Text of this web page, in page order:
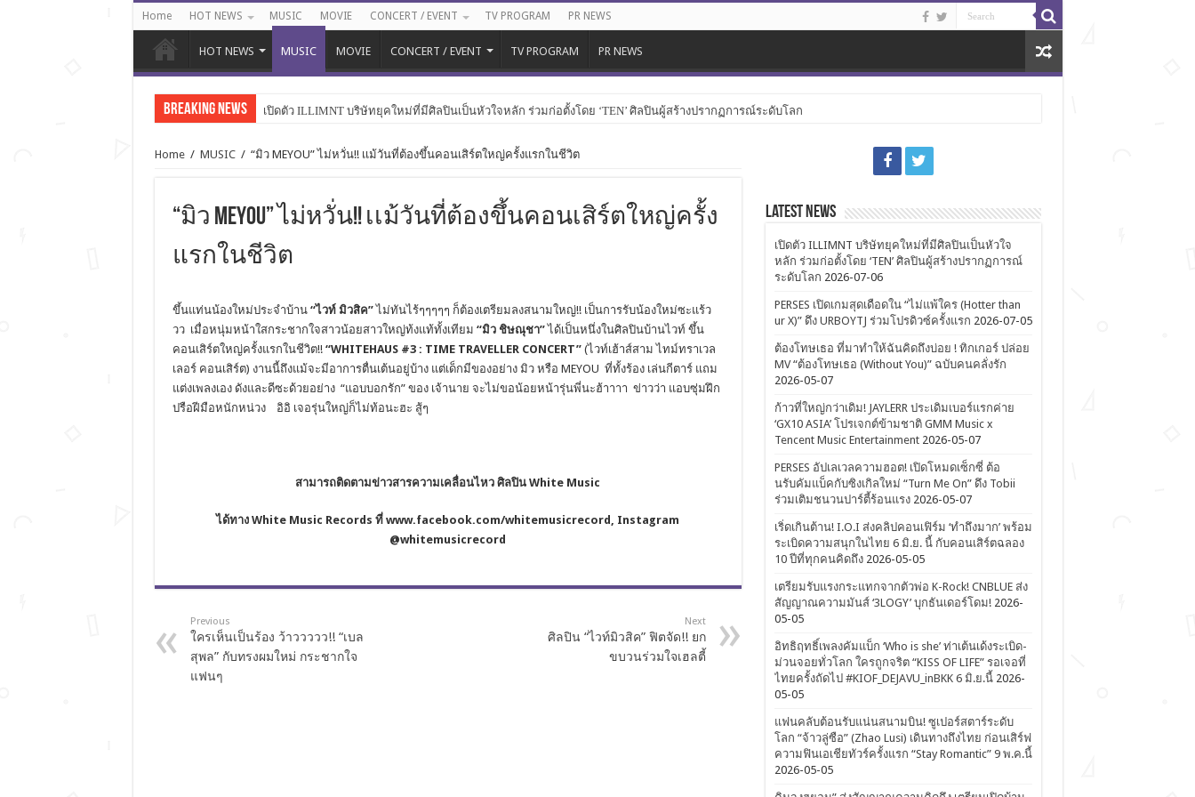
Home HOT NEWS MUSIC MOVIE CONCERT / EVENT TV PROGRAM PR NEWS
HOT NEWS MUSIC MOVIE CONCERT / EVENT TV PROGRAM PR NEWS
Breaking News เปิดตัว ILLIMNT บริษัทยุคใหม่ที่มีศิลปินเป็นหัวใจหลัก ร่วมก่อตั้งโดย ‘TEN’ ศิลปินผู้สร้างปรากฏการณ์ระดับโลก
Home / MUSIC / “มิว MEYOU” ไม่หวั่น!! เเม้วันที่ต้องขึ้นคอนเสิร์ตใหญ่ครั้งแรกในชีวิต
“มิว MEYOU” ไม่หวั่น!! เเม้วันที่ต้องขึ้นคอนเสิร์ตใหญ่ครั้ง
แรกในชีวิต
ขึ้นแท่นน้องใหม่ประจำบ้าน “ไวท์ มิวสิค”ไม่ทันไร้ๆๆๆๆๆ ก็ต้องเตรียมลงสนามใหญ่!! เป็นการรับน้องใหม่ซะแร้ว
วว เมื่อหนุ่มหน้าใสกระชากใจสาวน้อยสาวใหญ่ท้งแท้ทั้งเทียม “มิว ชิษณุชา”ได้เป็นหนึ่งในศิลปินบ้านไวท์ ขึ้น
คอนเสิร์ตใหญ่ครั้งแรกในชีวิต!! “WHITEHAUS #3 : TIME TRAVELLER CONCERT”(ไวท์เฮ้าส์สาม ไทม์ทราเวล
เลอร์ คอนเสิร์ต) งานนี้ถึงแม้จะมีอาการตื่นเต้นอยู่บ้าง แต่เด็กมีของอย่าง มิว หรือ MEYOU ที่ทั้งร้อง เล่นกีตาร์ แถม
แต่งเพลงเอง ดังและดีซะด้วยอย่าง “แอบบอกรัก” ของ เจ้านาย จะไม่ขอน้อยหน้ารุ่นพี่นะฮ้าาาา ข่าวว่า แอบซุ่มฝึก
ปรือฝีมือหนักหน่วง อิอิ เจอรุ่นใหญ่ก็ไม่ท้อนะฮะ สู้ๆ
สามารถติดตามข่าวสารความเคลื่อนไหว ศิลปิน White Music
ได้ทาง White Music Records ที่ www.facebook.com/whitemusicrecord, Instagram
@whitemusicrecord
Previous
ใครเห็นเป็นร้อง ว้าววววว!! “เบล
สุพล” กับทรงผมใหม่ กระชากใจ
แฟนๆ
Next
ศิลปิน “ไวท์มิวสิค” ฟิตจัด!! ยก
ขบวนร่วมใจเฮลตี้
Latest News
เปิดตัว ILLIMNT บริษัทยุคใหม่ที่มีศิลปินเป็นหัวใจ
หลัก ร่วมก่อตั้งโดย ‘TEN’ ศิลปินผู้สร้างปรากฏการณ์
ระดับโลก 2026-07-06
PERSES เปิดเกมสุดเดือดใน “ไม่แพ้ใคร (Hotter than
ur X)” ดึง URBOYTJ ร่วมโปรดิวซ์ครั้งแรก 2026-07-05
ต้องโทษเธอ ที่มาทำให้ฉันคิดถึงบ่อย ! ทิกเกอร์ ปล่อย
MV “ต้องโทษเธอ (Without You)” ฉบับคนคลั่งรัก
2026-05-07
ก้าวที่ใหญ่กว่าเดิม! JAYLERR ประเดิมเบอร์แรกค่าย
‘GX10 ASIA’ โปรเจกต์ข้ามชาติ GMM Music x
Tencent Music Entertainment 2026-05-07
PERSES อัปเลเวลความฮอต! เปิดโหมดเซ็กซี่ ต้อ
นรับคัมแบ็คกับซิงเกิลใหม่ “Turn Me On” ดึง Tobii
ร่วมเติมชนวนปาร์ตี้ร้อนแรง 2026-05-07
เริ่ดเกินต้าน! I.O.I ส่งคลิปคอนเฟิร์ม ‘ทำถึงมาก’ พร้อม
ระเบิดความสนุกในไทย 6 มิ.ย. นี้ กับคอนเสิร์ตฉลอง
10 ปีที่ทุกคนคิดถึง 2026-05-05
เตรียมรับแรงกระแทกจากตัวพ่อ K-Rock! CNBLUE ส่ง
สัญญาณความมันส์ ‘3LOGY’ บุกธันเดอร์โดม! 2026-
05-05
อิทธิฤทธิ์เพลงคัมแบ็ก ‘Who is she’ ท่าเต้นเด้งระเบิด-
ม่วนจอยทั่วโลก ใครถูกจริต “KISS OF LIFE” รอเจอที่
ไทยครั้งถัดไป #KIOF_DEJAVU_inBKK 6 มิ.ย.นี้ 2026-
05-05
แฟนคลับต้อนรับแน่นสนามบิน! ซูเปอร์สตาร์ระดับ
โลก “จ้าวลู่ซือ” (Zhao Lusi) เดินทางถึงไทย ก่อนเสิร์ฟ
ความฟินเอเชียทัวร์ครั้งแรก “Stay Romantic” 9 พ.ค.นี้
2026-05-05